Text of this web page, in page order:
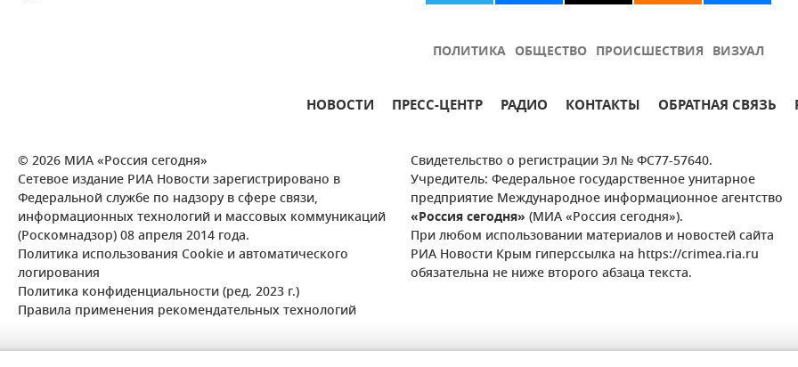
ПОЛИТИКА ОБЩЕСТВО ПРОИСШЕСТВИЯ ВИЗУАЛ
НОВОСТИ ПРЕСС-ЦЕНТР РАДИО КОНТАКТЫ ОБРАТНАЯ СВЯЗЬ
© 2026 МИА «Россия сегодня»
Сетевое издание РИА Новости зарегистрировано в
Федеральной службе по надзору в сфере связи,
информационных технологий и массовых коммуникаций
(Роскомнадзор) 08 апреля 2014 года.
Политика использования Cookie и автоматического
логирования
Политика конфиденциальности (ред. 2023 г.)
Правила применения рекомендательных технологий
Свидетельство о регистрации Эл № ФС77-57640.
Учредитель: Федеральное государственное унитарное
предприятие Международное информационное агентство
«Россия сегодня» (МИА «Россия сегодня»).
При любом использовании материалов и новостей сайта
РИА Новости Крым гиперссылка на https://crimea.ria.ru
обязательна не ниже второго абзаца текста.